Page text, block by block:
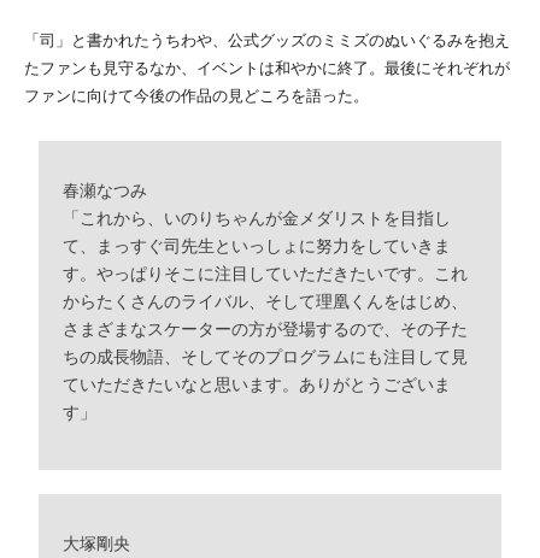
「司」と書かれたうちわや、公式グッズのミミズのぬいぐるみを抱え
たファンも見守るなか、イベントは和やかに終了。最後にそれぞれが
ファンに向けて今後の作品の見どころを語った。
春瀬なつみ
「これから、いのりちゃんが金メダリストを目指し
て、まっすぐ司先生といっしょに努力をしていきま
す。やっぱりそこに注目していただきたいです。これ
からたくさんのライバル、そして理凰くんをはじめ、
さまざまなスケーターの方が登場するので、その子た
ちの成長物語、そしてそのプログラムにも注目して見
ていただきたいなと思います。ありがとうございま
す」
大塚剛央